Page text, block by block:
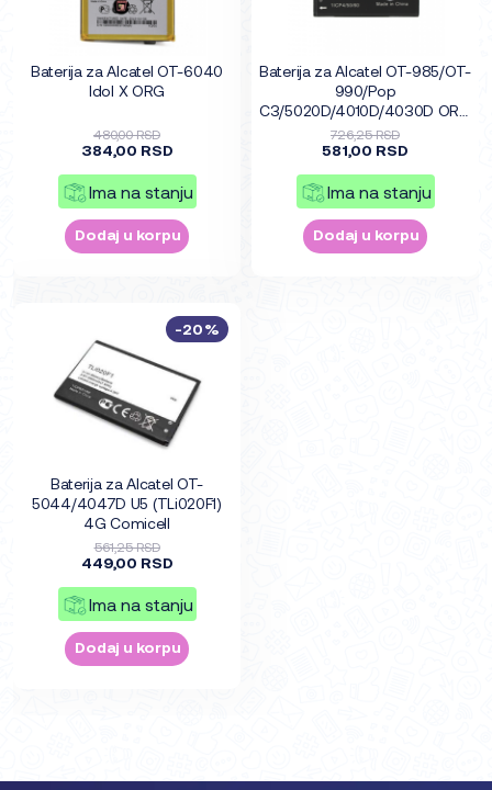
Baterija za Alcatel OT-6040
Idol X ORG
480,00 RSD
384,00 RSD
Ima na stanju
Dodaj u korpu
Baterija za Alcatel OT-985/OT-
990/Pop
C3/5020D/4010D/4030D ORG
TLi014A1
726,25 RSD
581,00 RSD
Ima na stanju
Dodaj u korpu
Baterija za Alcatel OT-
5044/4047D U5 (TLi020F1)
4G Comicell
561,25 RSD
449,00 RSD
Ima na stanju
Dodaj u korpu
-20%